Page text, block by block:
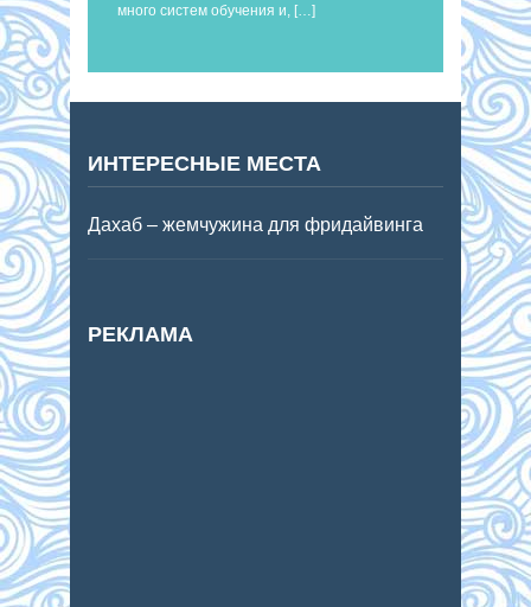
много систем обучения и, […]
ИНТЕРЕСНЫЕ МЕСТА
Дахаб – жемчужина для фридайвинга
РЕКЛАМА